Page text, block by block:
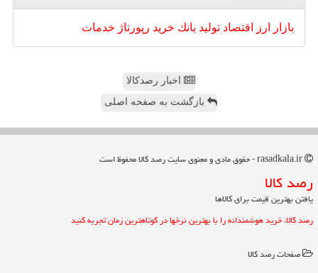
بازار ارز اقتصاد تولید بانك خرید رپورتاژ خدمات
اخبار رصدکالا
بازگشت به صفحه اصلی
رصد كالا
یافتن بهترین قیمت برای کالاها
رصد کالا، خرید هوشمندانه را با بهترین نرخها در کوتاهترین زمان تجربه کنید
صفحات رصد كالا